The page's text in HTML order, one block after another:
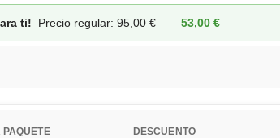
ti! Precio regular: 95,00 € 53,00€
PAQUETE DESCUENTO